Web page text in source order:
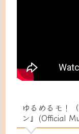
ゆるめるモ！
ン』(Official